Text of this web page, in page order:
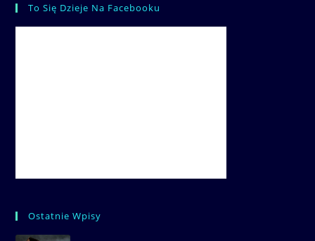
To Się Dzieje Na Facebooku
Ostatnie Wpisy